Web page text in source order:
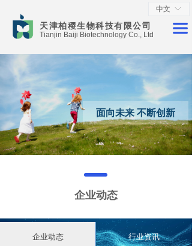
天津柏稷生物科技有限公司
Tianjin Baiji Biotechnology Co., Ltd 끀
首页
关于我们
产品中心
新闻资讯
人才招聘
联系我们
ꀅ
中文
面向未来 不断创新
企业动态
企业动态 行业资讯